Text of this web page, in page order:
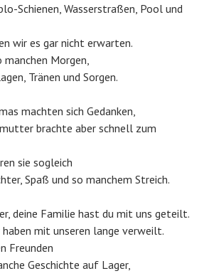
Schienen, Wasserstraßen, Pool und
wir es gar nicht erwarten.
manchen Morgen,
Tränen und Sorgen.
machten sich Gedanken,
brachte aber schnell zum
sie sogleich
Spaß und so manchem Streich.
deine Familie hast du mit uns geteilt.
mit unseren lange verweilt.
Freunden
Geschichte auf Lager,